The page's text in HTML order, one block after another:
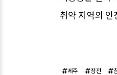
취약 지역의
제주 정전